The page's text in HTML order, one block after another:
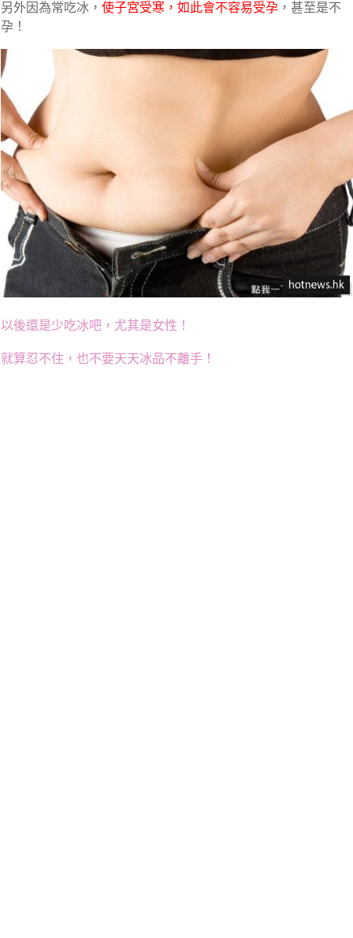
另外因為常吃冰， 使子宮受寒，如此會不容易受孕 ，甚至是不
孕！
以後還是少吃冰吧，尤其是女性！
就算忍不住，也不要天天冰品不離手！